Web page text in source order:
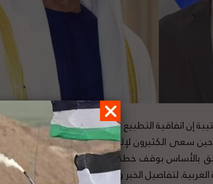
إن اتفاقية التطبيع التي وقّعتها بلاده مع
سعى الكثيرون لإلقاء الضوء على الاتفاقية في
بالأساس بوقف خطة رئيس الوزراء بنيامين
لتفاصيل الخبر ومصدره الأصلي، هنا